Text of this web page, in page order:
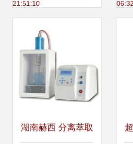
21:51:10
湖南赫西 分离萃取